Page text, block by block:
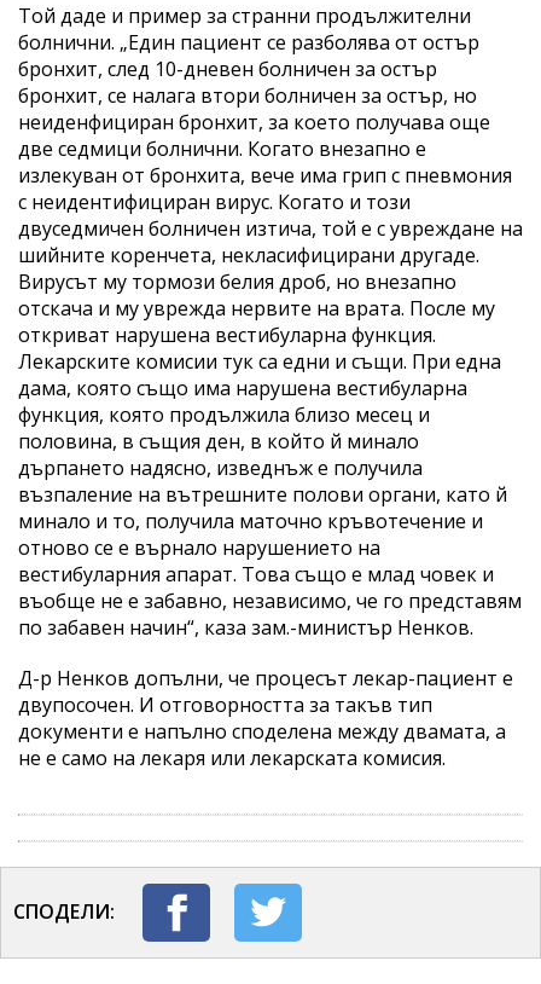
Той даде и пример за странни продължителни
болнични. „Един пациент се разболява от остър
бронхит, след 10-дневен болничен за остър
бронхит, се налага втори болничен за остър, но
неиденфициран бронхит, за което получава още
две седмици болнични. Когато внезапно е
излекуван от бронхита, вече има грип с пневмония
с неидентифициран вирус. Когато и този
двуседмичен болничен изтича, той е с увреждане на
шийните коренчета, некласифицирани другаде.
Вирусът му тормози белия дроб, но внезапно
отскача и му уврежда нервите на врата. После му
откриват нарушена вестибуларна функция.
Лекарските комисии тук са едни и същи. При една
дама, която също има нарушена вестибуларна
функция, която продължила близо месец и
половина, в същия ден, в който й минало
дърпането надясно, изведнъж е получила
възпаление на вътрешните полови органи, като й
минало и то, получила маточно кръвотечение и
отново се е върнало нарушението на
вестибуларния апарат. Това също е млад човек и
въобще не е забавно, независимо, че го представям
по забавен начин“, каза зам.-министър Ненков.
Д-р Ненков допълни, че процесът лекар-пациент е
двупосочен. И отговорността за такъв тип
документи е напълно споделена между двамата, а
не е само на лекаря или лекарската комисия.
СПОДЕЛИ: